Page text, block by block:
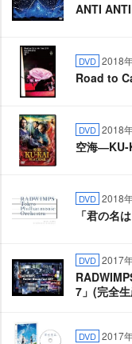
ANTI
DVD 2018
Road to
DVD 2018
空海―KU-
DVD 2018
「君の名
DVD 2017
7」(完全
DVD 2017